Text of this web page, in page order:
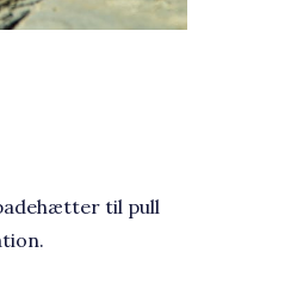
til pull